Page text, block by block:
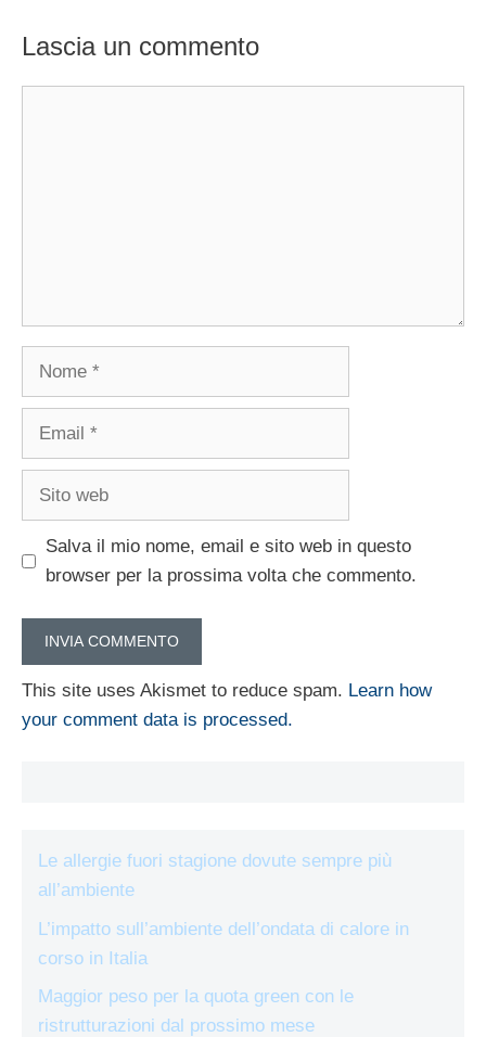
Lascia un commento
Nome
Email
Sito
Salva il mio nome, email e sito web in questo
browser per la prossima volta che commento.
This site uses Akismet to reduce spam. Learn how
your comment data is processed.
Le allergie fuori stagione dovute sempre più
all’ambiente
L’impatto sull’ambiente dell’ondata di calore in
corso in Italia
Maggior peso per la quota green con le
ristrutturazioni dal prossimo mese